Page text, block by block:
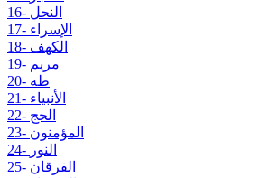
16- النحل
17- الإسراء
18- الكهف
19- مريم
20- طه
21- الأنبياء
22- الحج
23- المؤمنون
24- النور
25- الفرقان